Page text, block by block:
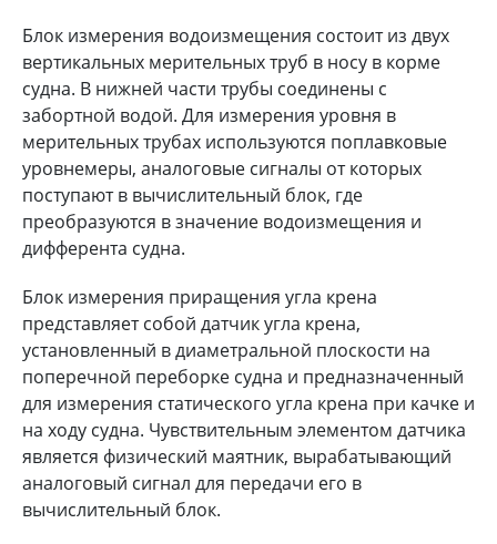
Блок измерения водоизмещения состоит из двух
вертикальных мерительных труб в носу в корме
судна. В нижней части трубы соединены с
забортной водой. Для измерения уровня в
мерительных трубах используются поплавковые
уровнемеры, аналоговые сигналы от которых
поступают в вычислительный блок, где
преобразуются в значение водоизмещения и
дифферента судна.
Блок измерения приращения угла крена
представляет собой датчик угла крена,
установленный в диаметральной плоскости на
поперечной переборке судна и предназначенный
для измерения статического угла крена при качке и
на ходу судна. Чувствительным элементом датчика
является физический маятник, вырабатывающий
аналоговый сигнал для передачи его в
вычислительный блок.